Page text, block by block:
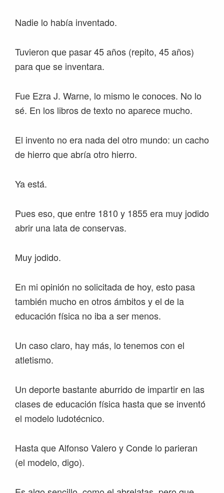
Nadie lo había inventado.
Tuvieron que pasar 45 años (repito, 45 años)
para que se inventara.
Fue Ezra J. Warne, lo mismo le conoces. No lo
sé. En los libros de texto no aparece mucho.
El invento no era nada del otro mundo: un cacho
de hierro que abría otro hierro.
Ya está.
Pues eso, que entre 1810 y 1855 era muy jodido
abrir una lata de conservas.
Muy jodido.
En mi opinión no solicitada de hoy, esto pasa
también mucho en otros ámbitos y el de la
educación física no iba a ser menos.
Un caso claro, hay más, lo tenemos con el
atletismo.
Un deporte bastante aburrido de impartir en las
clases de educación física hasta que se inventó
el modelo ludotécnico.
Hasta que Alfonso Valero y Conde lo parieran
(el modelo, digo).